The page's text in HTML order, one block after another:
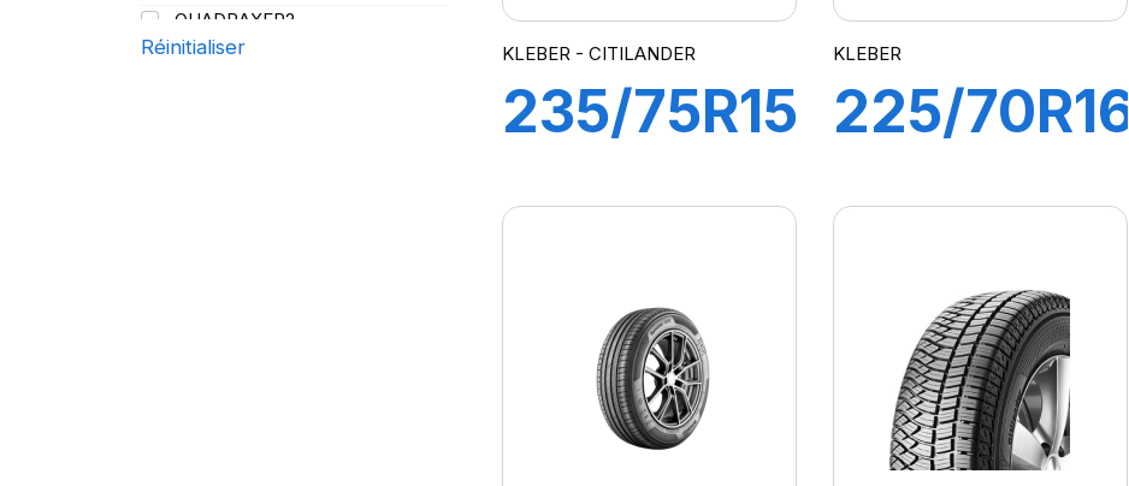
QUADRAXER2
SUP 8L
Réinitialiser KLEBER - CITILANDER
235/75R15
KLEBER
225/70R16